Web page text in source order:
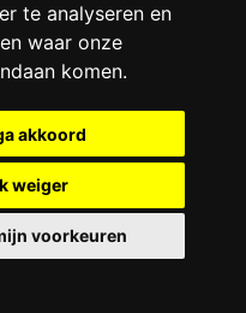
te analyseren en
waar onze
komen.
akkoord
weiger
voorkeuren
Natuursteen –
Vlaardingen